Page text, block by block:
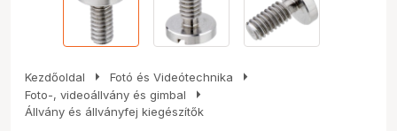
Kezdőoldal arrow_right Fotó és Videótechnika arrow_right
Foto-, videoállvány és gimbal arrow_right
Állvány és állványfej kiegészítők